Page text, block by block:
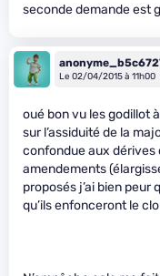
seconde demande est
Le 02/04/2015 à 11h00
oué bon vu les godillot
sur l’assiduité de la
confondue aux dérives
amendements
proposés j’ai bien peur
qu’ils enfonceront le